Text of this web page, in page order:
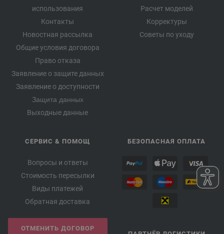
использования
Контакты
Новостная рассылка
Общие условия договора
Право отказа
Заявление о защите данных
Заявление о доступности
Защита данных
Выходные данные
Расчет моделей
Корректуры
Советы по уходу
СЕРВИС & ПОМОЩ
Вопросы и ответы
Стоимость пересылки
Виды платежей
Обратная доставка
ОТМЕНИТЬ ДОГОВОР
БЕЗОПАСНАЯ ОПЛАТА